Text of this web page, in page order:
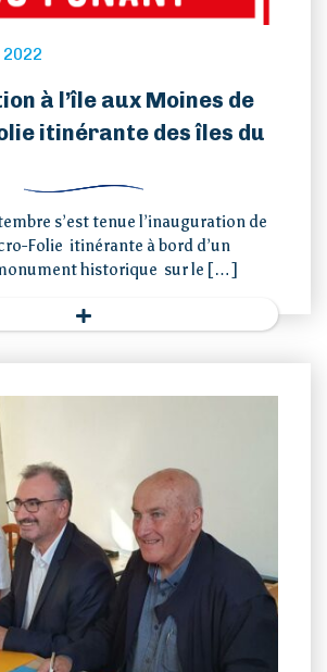
à l’île aux Moines de
itinérante des îles du
s’est tenue l’inauguration de
Folie itinérante à bord d’un
historique sur le […]